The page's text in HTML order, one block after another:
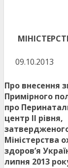
09.10.2013
Про внесення
Примірного
про
центр ІІ рівня,
Міністерства
здоров’я
липня 2013